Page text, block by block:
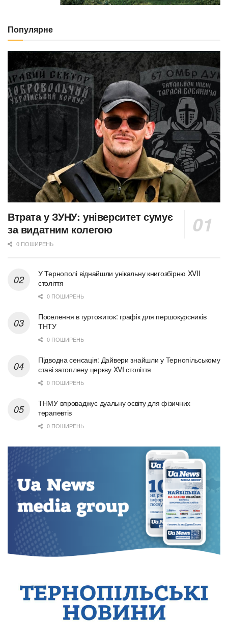
Популярне
Втрата у ЗУНУ: університет сумує
за видатним колегою
0 ПОШИРЕНЬ
У Тернополі віднайшли унікальну книгозбірню XVII
століття
0 ПОШИРЕНЬ
Поселення в гуртожиток: графік для першокурсників
ТНТУ
0 ПОШИРЕНЬ
Підводна сенсація: Дайвери знайшли у Тернопільському
ставі затоплену церкву XVI століття
0 ПОШИРЕНЬ
ТНМУ впроваджує дуальну освіту для фізичних
терапевтів
0 ПОШИРЕНЬ